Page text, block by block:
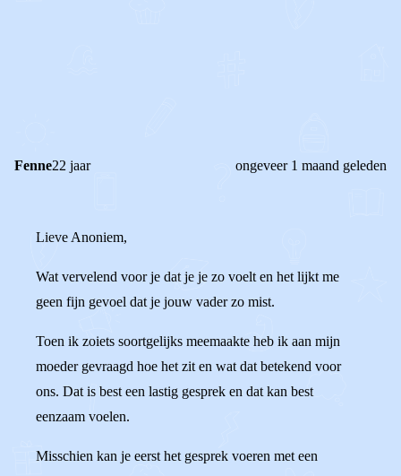
Fenne22 jaar ongeveer 1 maand geleden
Lieve Anoniem,
Wat vervelend voor je dat je je zo voelt en het lijkt me
geen fijn gevoel dat je jouw vader zo mist.
Toen ik zoiets soortgelijks meemaakte heb ik aan mijn
moeder gevraagd hoe het zit en wat dat betekend voor
ons. Dat is best een lastig gesprek en dat kan best
eenzaam voelen.
Misschien kan je eerst het gesprek voeren met een